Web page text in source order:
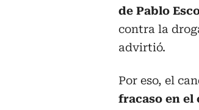
de Pablo
contra la
advirtió.
Por eso, el
fracaso en el